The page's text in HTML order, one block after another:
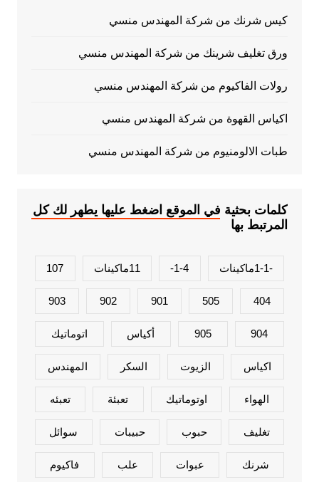
كيس شرنك من شركة المهندس منسي
ورق تغليف شرينك من شركة المهندس منسي
رولات الفاكيوم من شركة المهندس منسي
اكياس القهوة من شركة المهندس منسي
طبات الالومنيوم من شركة المهندس منسي
كلمات بحثية في الموقع اضغط عليها يطهر لك كل
المرتبط بها
-1-1ماكينات 1-4- 11ماكينات 107
404
505
901
902
903
904
905 أكياس اتوماتيك
اكياس الزيوت السكر المهندس
الهواء اوتوماتيك تعبئة تعبئه
تغليف حبوب حبيبات سوائل
شرنك عبوات علب فاكيوم